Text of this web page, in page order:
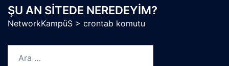
ŞU AN SITEDE NEREDEYIM?
NetworkKampüS > crontab komutu